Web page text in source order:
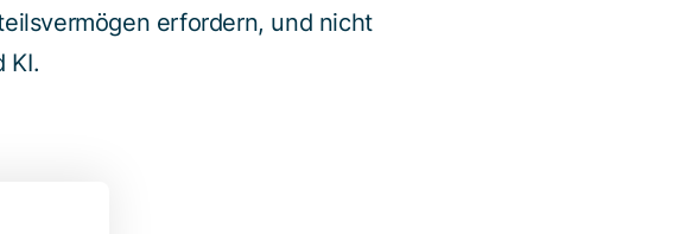
erfordern, und nicht
KI.